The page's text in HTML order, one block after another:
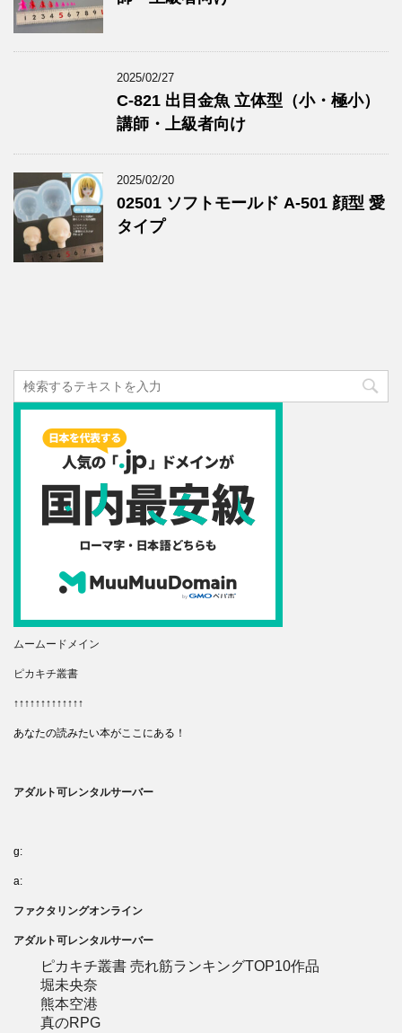
2025/02/27
C-821 出目金魚 立体型（小・極小）
講師・上級者向け
2025/02/20
02501 ソフトモールド A-501 顔型 愛
タイプ
ムームードメイン
ピカキチ叢書
↑↑↑↑↑↑↑↑↑↑↑↑↑
あなたの読みたい本がここにある！
アダルト可レンタルサーバー
g:
a:
ファクタリングオンライン
アダルト可レンタルサーバー
ピカキチ叢書 売れ筋ランキングTOP10作品
堀未央奈
熊本空港
真のRPG